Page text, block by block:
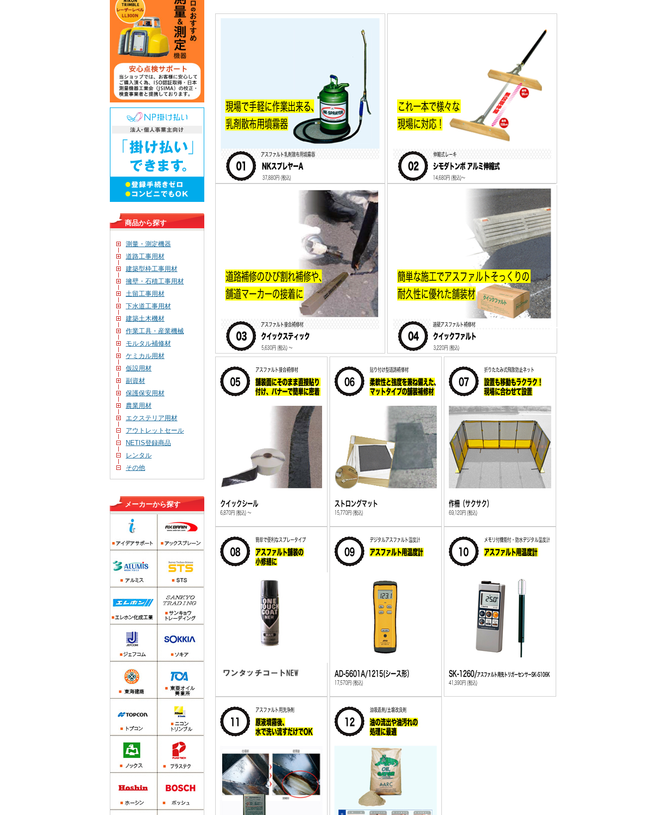
商品から探す
測量・測定機器
道路工事用材
建築型枠工事用材
擁壁・石積工事用材
土留工事用材
下水道工事用材
建築土木機材
作業工具・産業機械
モルタル補修材
ケミカル用材
仮設用材
副資材
保護保安用材
農業用材
エクステリア用材
アウトレットセール
NETIS登録商品
レンタル
その他
メーカーから探す